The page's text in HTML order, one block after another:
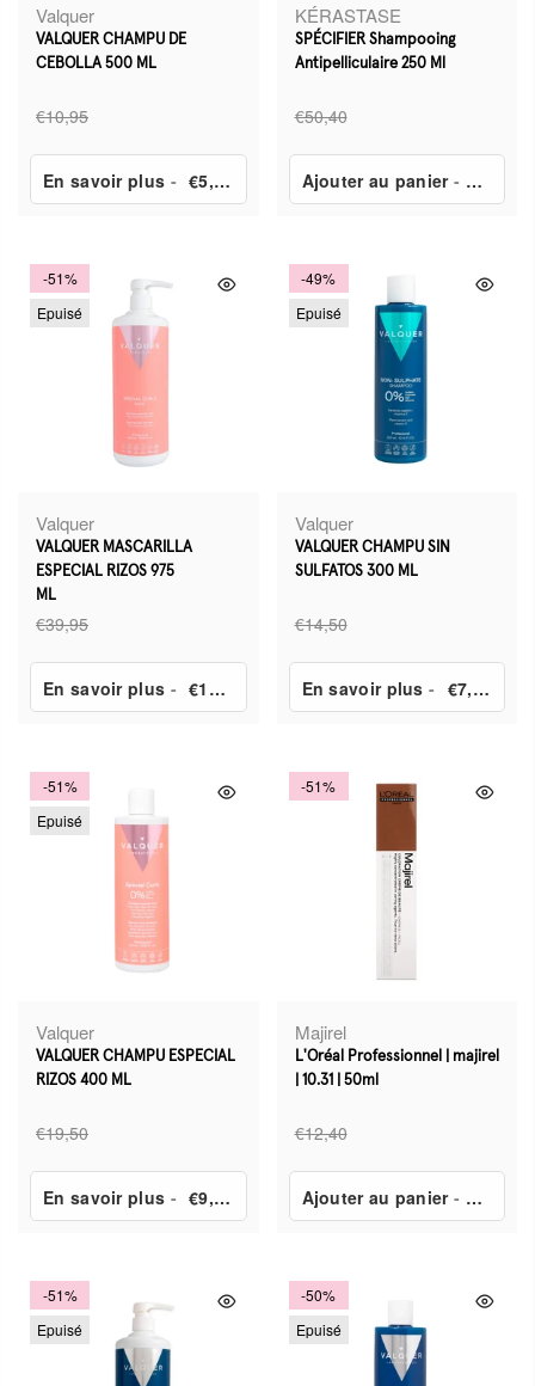
Valquer
VALQUER CHAMPU DE
CEBOLLA 500 ML
€10,95
En savoir plus - €5,45
KÉRASTASE
SPÉCIFIER Shampooing
Antipelliculaire 250 Ml
€50,40
Ajouter au panier- €29,30
-51%
Epuisé
Valquer
VALQUER MASCARILLA
ESPECIAL RIZOS 975
ML
€39,95
En savoir plus - €19,88
-49%
Epuisé
Valquer
VALQUER CHAMPU SIN
SULFATOS 300 ML
€14,50
En savoir plus - €7,50
-51%
Epuisé
Valquer
VALQUER CHAMPU ESPECIAL
RIZOS 400 ML
€19,50
En savoir plus - €9,70
-51%
Majirel
L'Oréal Professionnel | majirel
| 10.31 | 50ml
€12,40
Ajouter au panier- €6,14
-51%
Epuisé
-50%
Epuisé